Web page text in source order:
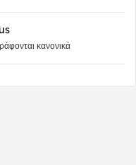
κανονικά